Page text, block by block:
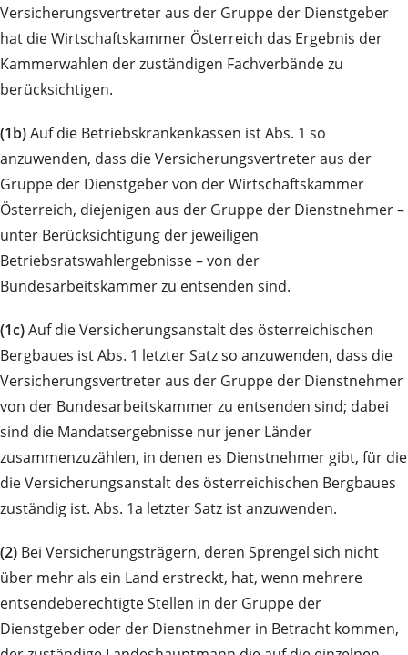
Versicherungsvertreter aus der Gruppe der Dienstgeber
hat die Wirtschaftskammer Österreich das Ergebnis der
Kammerwahlen der zuständigen Fachverbände zu
berücksichtigen.
(1b)Auf die Betriebskrankenkassen ist Abs. 1 so
anzuwenden, dass die Versicherungsvertreter aus der
Gruppe der Dienstgeber von der Wirtschaftskammer
Österreich, diejenigen aus der Gruppe der Dienstnehmer –
unter Berücksichtigung der jeweiligen
Betriebsratswahlergebnisse – von der
Bundesarbeitskammer zu entsenden sind.
(1c)Auf die Versicherungsanstalt des österreichischen
Bergbaues ist Abs. 1 letzter Satz so anzuwenden, dass die
Versicherungsvertreter aus der Gruppe der Dienstnehmer
von der Bundesarbeitskammer zu entsenden sind; dabei
sind die Mandatsergebnisse nur jener Länder
zusammenzuzählen, in denen es Dienstnehmer gibt, für die
die Versicherungsanstalt des österreichischen Bergbaues
zuständig ist. Abs. 1a letzter Satz ist anzuwenden.
(2) Bei Versicherungsträgern, deren Sprengel sich nicht
über mehr als ein Land erstreckt, hat, wenn mehrere
entsendeberechtigte Stellen in der Gruppe der
Dienstgeber oder der Dienstnehmer in Betracht kommen,